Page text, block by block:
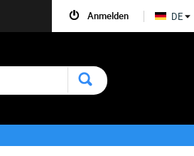
Anmelden DE